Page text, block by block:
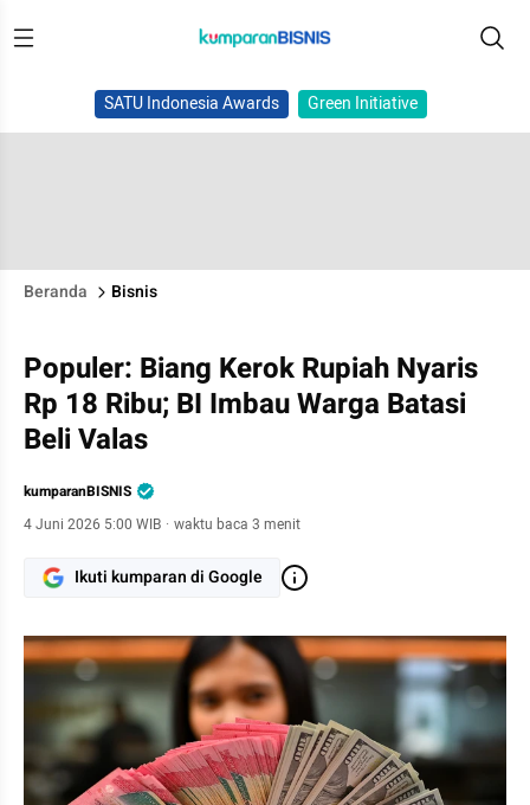
SATU Indonesia Awards Green Initiative
Beranda Bisnis
Populer: Biang Kerok Rupiah Nyaris
Rp 18 Ribu; BI Imbau Warga Batasi
Beli Valas
kumparanBISNIS
4 Juni 2026 5:00 WIB · waktu baca 3 menit
Ikuti kumparan di Google